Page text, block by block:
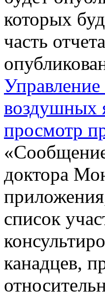
которых
часть
воздушных
просмотр
доктора
список
канадцев,